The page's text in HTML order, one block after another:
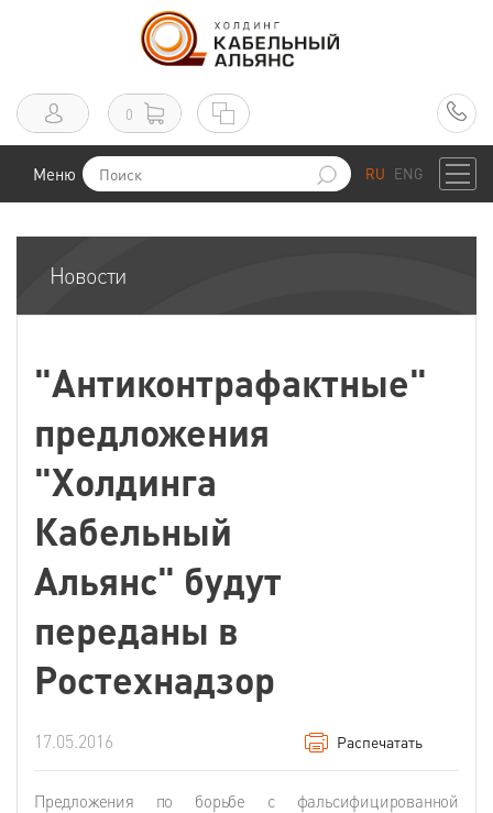
0
Меню RU ENG
Новости
"Антиконтрафактные"
предложения
"Холдинга
Кабельный
Альянс" будут
переданы в
Ростехнадзор
17.05.2016 Распечатать
Предложения по борьбе с фальсифицированной